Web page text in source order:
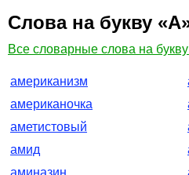
Слова на букву
Все словарные слова на
американизм
американочка
аметистовый
амид
аминазин